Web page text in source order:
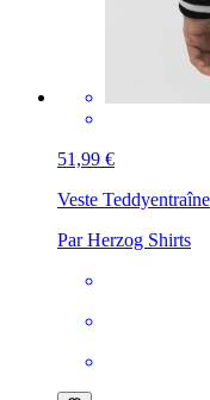
51,99 €
Veste Teddy
Par Herzog Shirts